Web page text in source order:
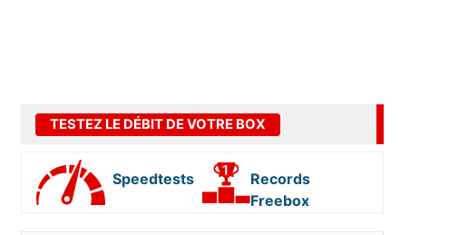
TESTEZ LE DÉBIT DE VOTRE BOX
Speedtests
Records
Freebox